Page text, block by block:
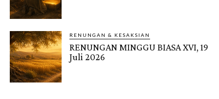
RENUNGAN & KESAKSIAN
RENUNGAN MINGGU BIASA XVI, 19
Juli 2026